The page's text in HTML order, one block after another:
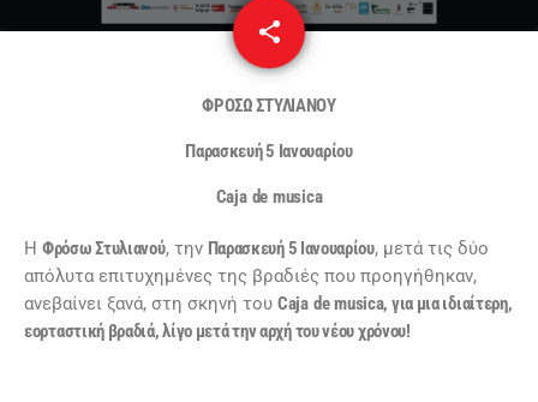
share
email
ΦΡΟΣΩ ΣΤΥΛΙΑΝΟΥ
Παρασκευή 5 Ιανουαρίου
Caja de musica
Η Φρόσω Στυλιανού, την Παρασκευή 5 Ιανουαρίου, μετά τις δύο
απόλυτα επιτυχημένες της βραδιές που προηγήθηκαν,
ανεβαίνει ξανά, στη σκηνή του Caja de musica, για μια ιδιαίτερη,
εορταστική βραδιά, λίγο μετά την αρχή του νέου χρόνου!